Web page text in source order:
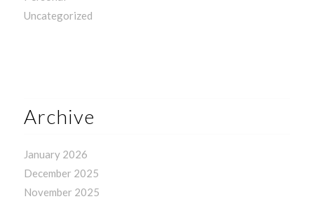
Uncategorized
Archive
January 2026
December 2025
November 2025